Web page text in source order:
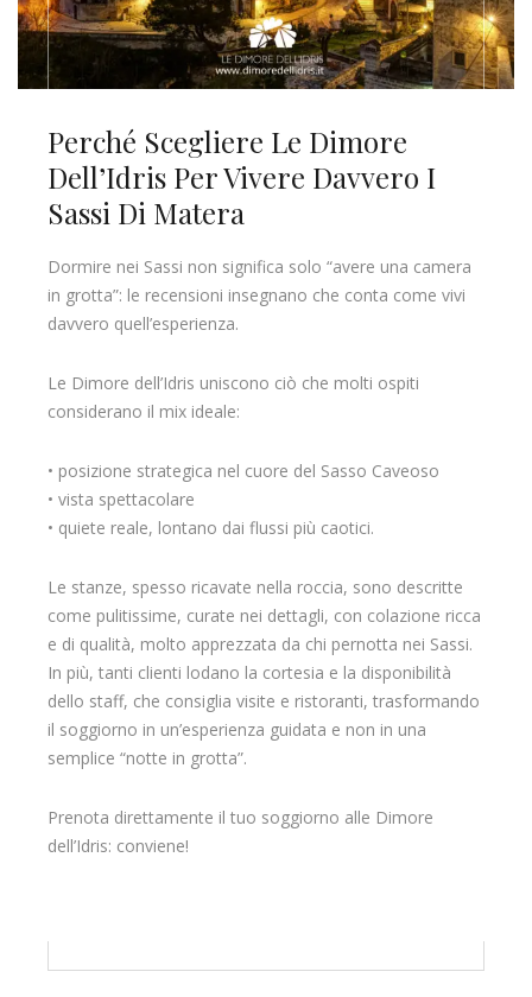
Perché Scegliere Le Dimore
Dell’Idris Per Vivere Davvero I
Sassi Di Matera
Dormire nei Sassi non significa solo “avere una camera
in grotta”: le recensioni insegnano che conta come vivi
davvero quell’esperienza.
Le Dimore dell’Idris uniscono ciò che molti ospiti
considerano il mix ideale:
• posizione strategica nel cuore del Sasso Caveoso
• vista spettacolare
• quiete reale, lontano dai flussi più caotici.
Le stanze, spesso ricavate nella roccia, sono descritte
come pulitissime, curate nei dettagli, con colazione ricca
e di qualità, molto apprezzata da chi pernotta nei Sassi.
In più, tanti clienti lodano la cortesia e la disponibilità
dello staff, che consiglia visite e ristoranti, trasformando
il soggiorno in un’esperienza guidata e non in una
semplice “notte in grotta”.
Prenota direttamente il tuo soggiorno alle Dimore
dell’Idris: conviene!